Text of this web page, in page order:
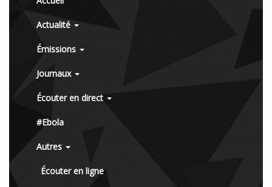
Actualité
Émissions
Journaux
Écouter en direct
#Ebola
Autres
Écouter en ligne